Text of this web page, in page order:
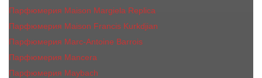
Парфюмерия Maison Margiela Replica
Парфюмерия Maison Francis Kurkdjian
Парфюмерия Marc-Antoine Barrois
Парфюмерия Mancera
Парфюмерия Maybach